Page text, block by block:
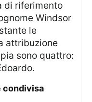
di riferimento
Windsor
le
attribuzione
sono quattro:
condivisa